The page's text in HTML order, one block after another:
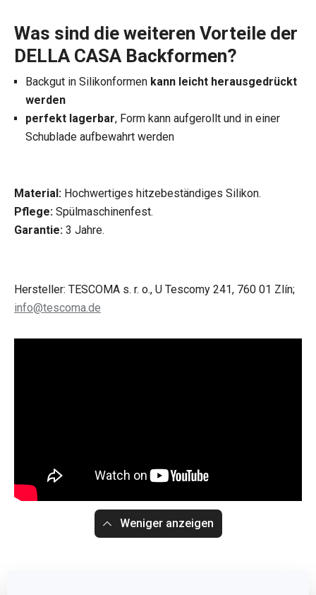
Was sind die weiteren Vorteile der
DELLA CASA Backformen?
Backgut in Silikonformen kann leicht herausgedrückt
werden
perfekt lagerbar, Form kann aufgerollt und in einer
Schublade aufbewahrt werden
Material: Hochwertiges hitzebeständiges Silikon.
Pflege: Spülmaschinenfest.
Garantie: 3 Jahre.
Hersteller: TESCOMA s. r. o., U Tescomy 241, 760 01 Zlín;
info@tescoma.de
Weniger anzeigen